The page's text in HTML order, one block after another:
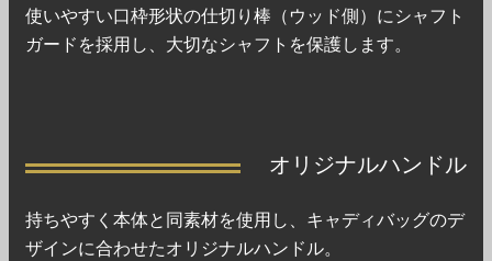
使いやすい口枠形状の仕切り棒（ウッド側）にシャフト
ガードを採用し、大切なシャフトを保護します。
オリジナルハンドル
持ちやすく本体と同素材を使用し、キャディバッグのデ
ザインに合わせたオリジナルハンドル。